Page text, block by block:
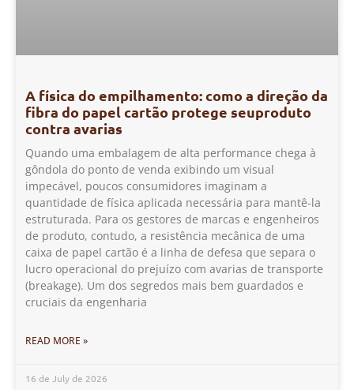
A física do empilhamento: como a direção da
fibra do papel cartão protege seuproduto
contra avarias
Quando uma embalagem de alta performance chega à
gôndola do ponto de venda exibindo um visual
impecável, poucos consumidores imaginam a
quantidade de física aplicada necessária para mantê-la
estruturada. Para os gestores de marcas e engenheiros
de produto, contudo, a resistência mecânica de uma
caixa de papel cartão é a linha de defesa que separa o
lucro operacional do prejuízo com avarias de transporte
(breakage). Um dos segredos mais bem guardados e
cruciais da engenharia
READ MORE »
16 de July de 2026